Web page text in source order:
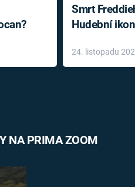
Smrt
Hudební
léky
24. listopadu
NA PRIMA ZOOM